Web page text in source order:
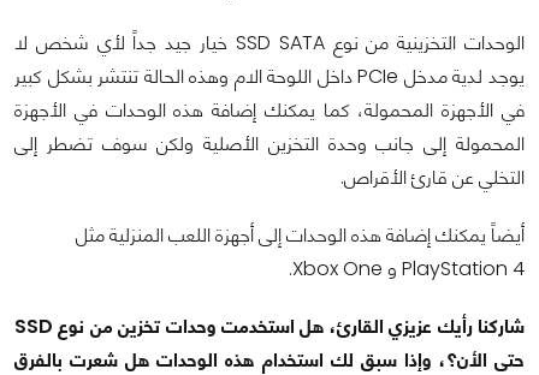
الوحدات التخزينية من نوع SSD SATA خيار جيد جداً لأي شخص لا
يوجد لدية مدخل PCIe داخل اللوحة الام وهذه الحالة تنتشر بشكل كبير
في الأجهزة المحمولة، كما يمكنك إضافة هذه الوحدات في الأجهزة
المحمولة إلى جانب وحدة التخزين الأصلية ولكن سوف تضطر إلى
التخلي عن قارئ الأقراص.
أيضاً يمكنك إضافة هذه الوحدات إلى أجهزة اللعب المنزلية مثل
PlayStation 4 و Xbox One.
شاركنا رأيك عزيزي القارئ، هل استخدمت وحدات تخزين من نوع SSD
حتى الأن؟، وإذا سبق لك استخدام هذه الوحدات هل شعرت بالفرق